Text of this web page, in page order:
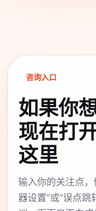
咨询入口
如果你
现在打
这里
输入你的关注点，
器设置”或“误点